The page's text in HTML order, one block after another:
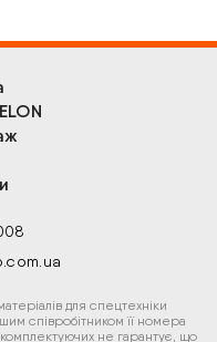
для спецтехніки
співробітником її номера
не гарантує, що